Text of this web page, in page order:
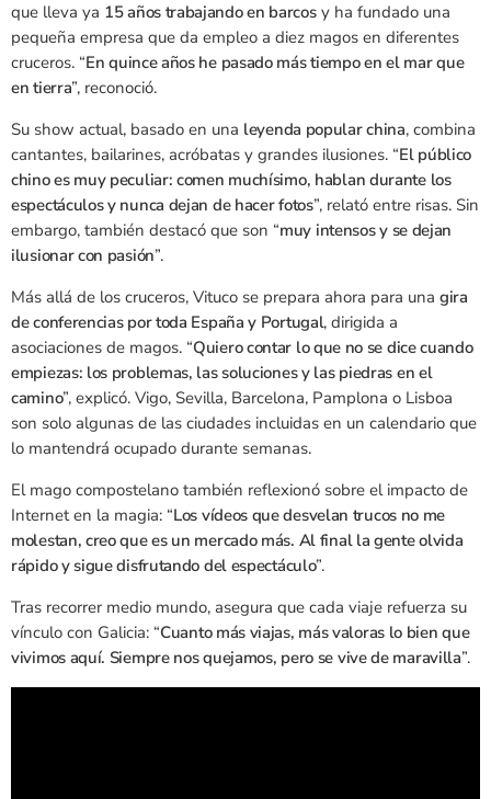
que lleva ya 15 años trabajando en barcosy ha fundado una
pequeña empresa que da empleo a diez magos en diferentes
cruceros. “En quince años he pasado más tiempo en el mar que
en tierra”, reconoció.
Su show actual, basado en una leyenda popular china, combina
cantantes, bailarines, acróbatas y grandes ilusiones. “El público
chino es muy peculiar: comen muchísimo, hablan durante los
espectáculos y nunca dejan de hacer fotos”, relató entre risas. Sin
embargo, también destacó que son “muy intensos y se dejan
ilusionar con pasión”.
Más allá de los cruceros, Vituco se prepara ahora para una gira
de conferencias por toda España y Portugal, dirigida a
asociaciones de magos. “Quiero contar lo que no se dice cuando
empiezas: los problemas, las soluciones y las piedras en el
camino”, explicó. Vigo, Sevilla, Barcelona, Pamplona o Lisboa
son solo algunas de las ciudades incluidas en un calendario que
lo mantendrá ocupado durante semanas.
El mago compostelano también reflexionó sobre el impacto de
Internet en la magia: “Los vídeos que desvelan trucos no me
molestan, creo que es un mercado más. Al final la gente olvida
rápido y sigue disfrutando del espectáculo”.
Tras recorrer medio mundo, asegura que cada viaje refuerza su
vínculo con Galicia: “Cuanto más viajas, más valoras lo bien que
vivimos aquí. Siempre nos quejamos, pero se vive de maravilla”.